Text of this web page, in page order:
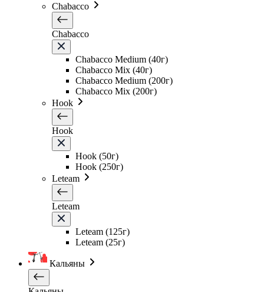
Chabacco
Chabacco
Chabacco Medium (40г)
Chabacco Mix (40г)
Chabacco Medium (200г)
Chabacco Mix (200г)
Hook
Hook
Hook (50г)
Hook (250г)
Leteam
Leteam
Leteam (125г)
Leteam (25г)
Кальяны